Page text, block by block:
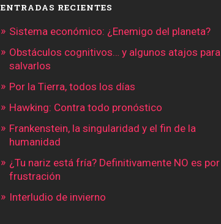
ENTRADAS RECIENTES
Sistema económico: ¿Enemigo del planeta?
Obstáculos cognitivos… y algunos atajos para
salvarlos
Por la Tierra, todos los días
Hawking: Contra todo pronóstico
Frankenstein, la singularidad y el fin de la
humanidad
¿Tu nariz está fría? Definitivamente NO es por
frustración
Interludio de invierno